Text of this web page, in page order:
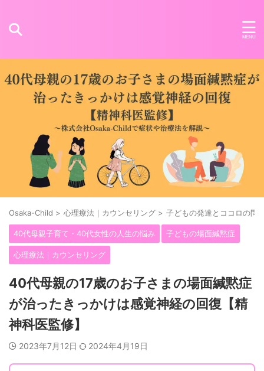
Osaka-Child > 心理療法｜カウンセリング > 子どもの発達とココロの問
40代母親子育て・40代女性の人生の悩み 子どもの場面緘黙症
心理療法｜カウンセリング
40代母親の17歳のお子さまの場面緘黙症
が治ったきっかけは感覚神経の回復【精
神科医監修】
2023年7月12日 2024年4月19日